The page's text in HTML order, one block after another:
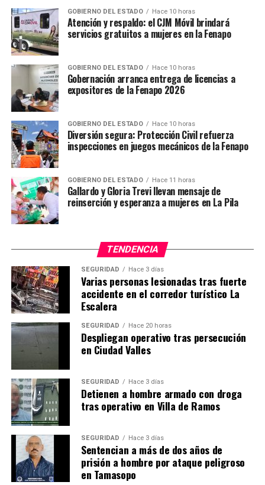
GOBIERNO DEL ESTADO Hace 10 horas
Atención y respaldo: el CJM Móvil brindará
servicios gratuitos a mujeres en la Fenapo
GOBIERNO DEL ESTADO Hace 10 horas
Gobernación arranca entrega de licencias a
expositores de la Fenapo 2026
GOBIERNO DEL ESTADO Hace 10 horas
Diversión segura: Protección Civil refuerza
inspecciones en juegos mecánicos de la Fenapo
GOBIERNO DEL ESTADO Hace 11 horas
Gallardo y Gloria Trevi llevan mensaje de
reinserción y esperanza a mujeres en La Pila
TENDENCIA
SEGURIDAD Hace 3 días
Varias personas lesionadas tras fuerte
accidente en el corredor turístico La
Escalera
SEGURIDAD Hace 20 horas
Despliegan operativo tras persecución
en Ciudad Valles
SEGURIDAD Hace 3 días
Detienen a hombre armado con droga
tras operativo en Villa de Ramos
SEGURIDAD Hace 3 días
Sentencian a más de dos años de
prisión a hombre por ataque peligroso
en Tamasopo